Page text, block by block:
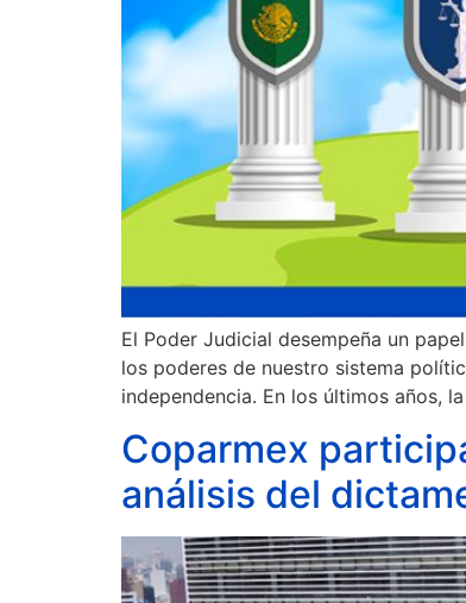
El Poder Judicial desempeña un
los poderes de nuestro sistema
independencia. En los últimos años,
Coparmex
análisis del